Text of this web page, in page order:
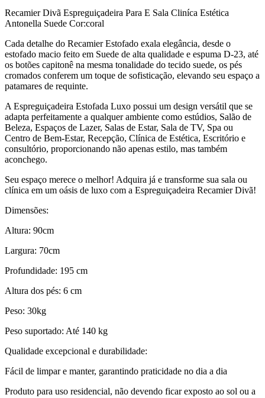
Recamier Divã Espreguiçadeira Para E Sala Cliníca Estética
Antonella Suede Cor:coral
Cada detalhe do Recamier Estofado exala elegância, desde o
estofado macio feito em Suede de alta qualidade e espuma D-23, até
os botões capitonê na mesma tonalidade do tecido suede, os pés
cromados conferem um toque de sofisticação, elevando seu espaço a
patamares de requinte.
A Espreguiçadeira Estofada Luxo possui um design versátil que se
adapta perfeitamente a qualquer ambiente como estúdios, Salão de
Beleza, Espaços de Lazer, Salas de Estar, Sala de TV, Spa ou
Centro de Bem-Estar, Recepção, Clínica de Estética, Escritório e
consultório, proporcionando não apenas estilo, mas também
aconchego.
Seu espaço merece o melhor! Adquira já e transforme sua sala ou
clínica em um oásis de luxo com a Espreguiçadeira Recamier Divã!
Dimensões:
Altura: 90cm
Largura: 70cm
Profundidade: 195 cm
Altura dos pés: 6 cm
Peso: 30kg
Peso suportado: Até 140 kg
Qualidade excepcional e durabilidade:
Fácil de limpar e manter, garantindo praticidade no dia a dia
Produto para uso residencial, não devendo ficar exposto ao sol ou a